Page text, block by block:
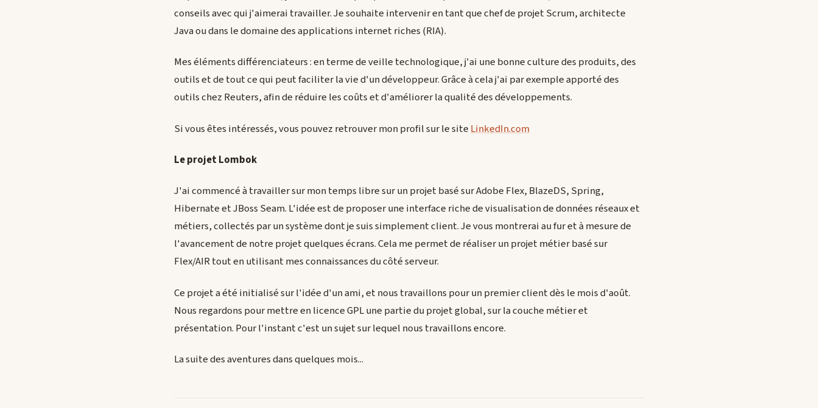
conseils avec qui j'aimerai travailler. Je souhaite intervenir en tant que chef de projet Scrum, architecte
Java ou dans le domaine des applications internet riches (RIA).
Mes éléments différenciateurs : en terme de veille technologique, j'ai une bonne culture des produits, des
outils et de tout ce qui peut faciliter la vie d'un développeur. Grâce à cela j'ai par exemple apporté des
outils chez Reuters, afin de réduire les coûts et d'améliorer la qualité des développements.
Si vous êtes intéressés, vous pouvez retrouver mon profil sur le site LinkedIn.com
Le projet Lombok
J'ai commencé à travailler sur mon temps libre sur un projet basé sur Adobe Flex, BlazeDS, Spring,
Hibernate et JBoss Seam. L'idée est de proposer une interface riche de visualisation de données réseaux et
métiers, collectés par un système dont je suis simplement client. Je vous montrerai au fur et à mesure de
l'avancement de notre projet quelques écrans. Cela me permet de réaliser un projet métier basé sur
Flex/AIR tout en utilisant mes connaissances du côté serveur.
Ce projet a été initialisé sur l'idée d'un ami, et nous travaillons pour un premier client dès le mois d'août.
Nous regardons pour mettre en licence GPL une partie du projet global, sur la couche métier et
présentation. Pour l'instant c'est un sujet sur lequel nous travaillons encore.
La suite des aventures dans quelques mois...